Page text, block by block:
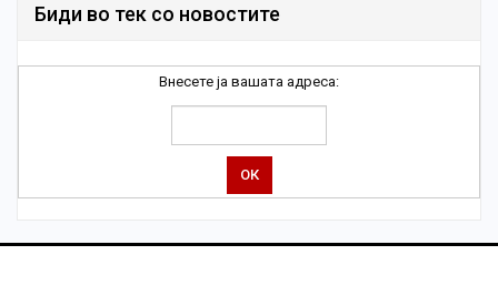
Биди во тек со новостите
Внесете ја вашата адреса: